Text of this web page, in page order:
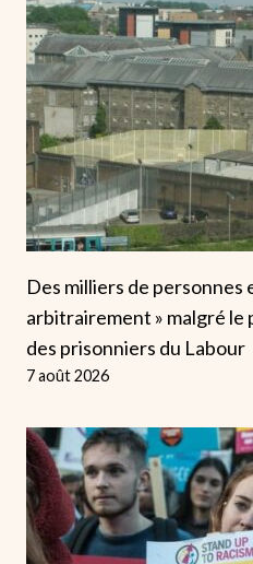
Des milliers de personnes
arbitrairement » malgré
des prisonniers du Labour
7 août 2026